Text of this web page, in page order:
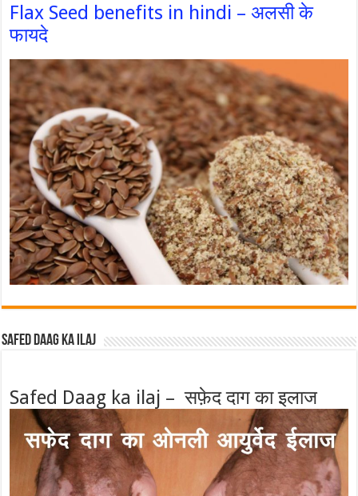
Flax Seed benefits in hindi – अलसी के
फायदे
Safed Daag ka ilaj
Safed Daag ka ilaj – सफ़ेद दाग का इलाज